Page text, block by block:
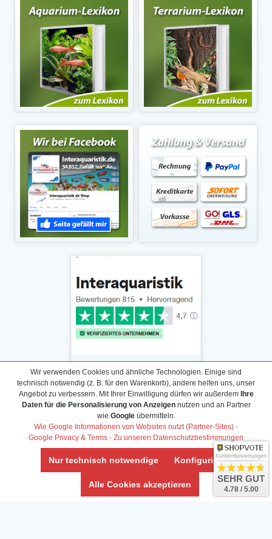
Daten­schutz­erklärung
Widerrufs­recht /Widerrufs­formular
AGB & Info
Impressum
Umwelt und Entsorgung
Vertrag widerrufen
Wir verwenden Cookies und ähnliche Technologien. Einige sind
technisch notwendig (z. B. für den Warenkorb), andere helfen uns, unser
Angebot zu verbessern. Mit Ihrer Einwilligung dürfen wir außerdem Ihre
Daten für die Personalisierung von Anzeigennutzen und an Partner
wie Googleübermitteln.
Wie Google Informationen von Websites nutzt (Partner-Sites) ·
Google Privacy & Terms · Zu unseren Datenschutzbestimmungen
Nur technisch notwendige Konfigurieren
Alle Cookies akzeptieren
Kundenbewertungen
SEHR GUT
4.78 / 5.00